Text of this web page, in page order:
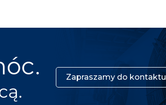
Zapraszamy do kontaktu